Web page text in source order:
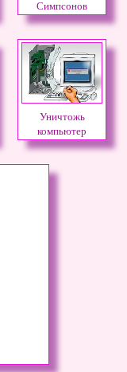
Симпсонов
Уничтожь
компьютер